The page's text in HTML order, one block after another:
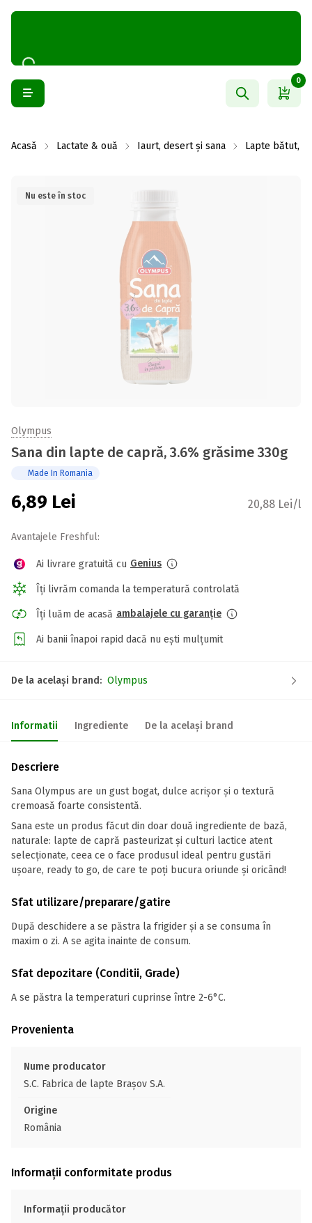
0
Acasă Lactate & ouă Iaurt, desert și sana Lapte bătut,
Nu este în stoc
Olympus
Sana din lapte de capră, 3.6% grăsime 330g
Made In Romania
6,89 Lei 20,88 Lei/l
Avantajele Freshful:
Ai livrare gratuită cu Genius
Îți livrăm comanda la temperatură controlată
Îți luăm de acasă ambalajele cu garanție
Ai banii înapoi rapid dacă nu ești mulțumit
De la același brand: Olympus
Informatii Ingrediente De la același brand
Descriere
Sana Olympus are un gust bogat, dulce acrișor și o textură
cremoasă foarte consistentă.
Sana este un produs făcut din doar două ingrediente de bază,
naturale: lapte de capră pasteurizat și culturi lactice atent
selecționate, ceea ce o face produsul ideal pentru gustări
ușoare, ready to go, de care te poți bucura oriunde și oricând!
Sfat utilizare/preparare/gatire
După deschidere a se păstra la frigider și a se consuma în
maxim o zi. A se agita inainte de consum.
Sfat depozitare (Conditii, Grade)
A se păstra la temperaturi cuprinse între 2-6°C.
Provenienta
Nume producator
S.C. Fabrica de lapte Brașov S.A.
Origine
România
Informații conformitate produs
Informații producător